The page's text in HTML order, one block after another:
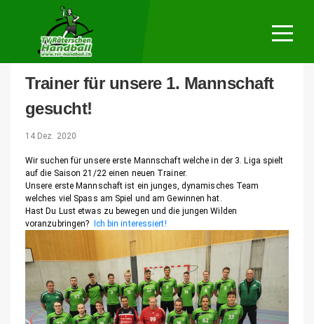
Verein
Trainer für unsere 1. Mannschaft
gesucht!
14 Dez. 2020
Wir suchen für unsere erste Mannschaft welche in der 3. Liga spielt
auf die Saison 21/22 einen neuen Trainer.
Unsere erste Mannschaft ist ein junges, dynamisches Team
welches viel Spass am Spiel und am Gewinnen hat.
Hast Du Lust etwas zu bewegen und die jungen Wilden
voranzubringen?
Ich bin interessiert!